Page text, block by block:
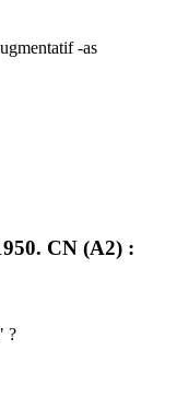
-as
CN (A2) :
?